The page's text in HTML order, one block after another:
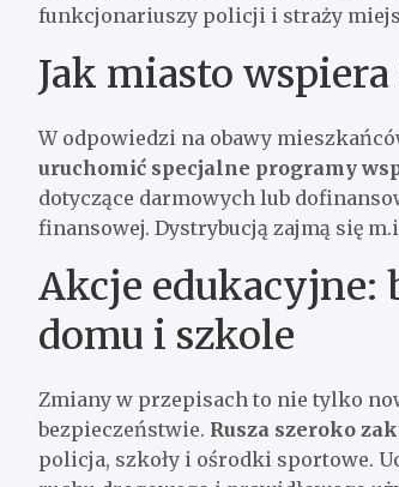
funkcjonariuszy policji i straży
Jak miasto
W odpowiedzi na obawy
uruchomić specjalne programy
dotyczące darmowych lub
finansowej. Dystrybucją zajmą się
Akcje edukacyjne:
domu i szkole
Zmiany w przepisach to nie tylko
bezpieczeństwie. Rusza szeroko
policja, szkoły i ośrodki sportowe.